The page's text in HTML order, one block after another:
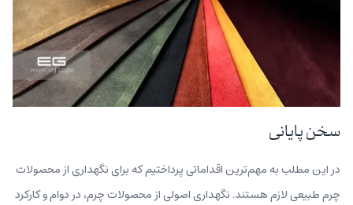
سخن پایانی
در این مطلب به مهم‌ترین اقداماتی پرداختیم که برای نگهداری از محصولات
چرم طبیعی لازم هستند. نگهداری اصولی از محصولات چرم، در دوام و کارکرد